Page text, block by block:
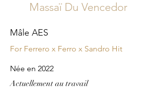
Massaï Du Vencedor
Mâle AES
For Ferrero x Ferro x Sandro Hit
​Née en 2022
Actuellement au travail